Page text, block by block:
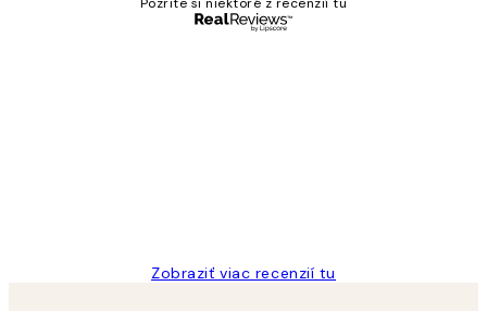
Pozrite si niektoré z recenzií tu
Zobraziť viac recenzií tu